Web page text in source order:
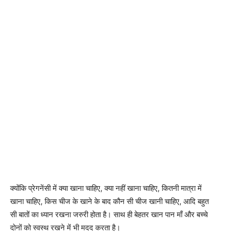
क्योंकि प्रेगनेंसी में क्या खाना चाहिए, क्या नहीं खाना चाहिए, कितनी मात्रा में
खाना चाहिए, किस चीज के खाने के बाद कौन सी चीज खानी चाहिए, आदि बहुत
सी बातों का ध्यान रखना जरुरी होता है। साथ ही बेहतर खान पान माँ और बच्चे
दोनों को स्वस्थ रखने में भी मदद करता है।